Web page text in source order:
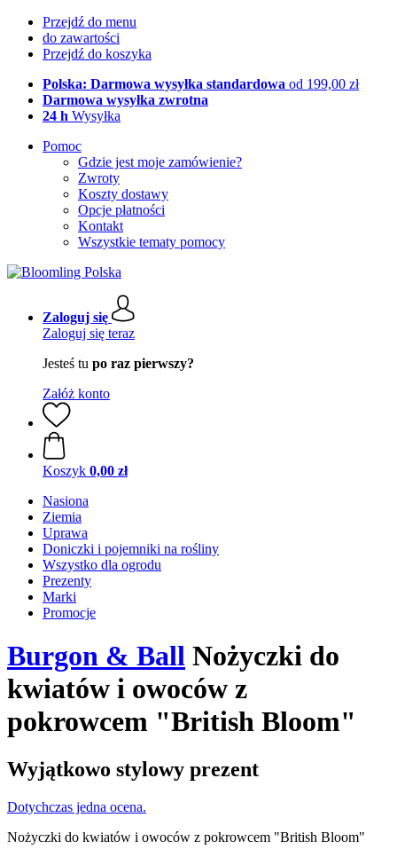
Przejdź do menu
do zawartości
Przejdź do koszyka
Polska: Darmowa wysyłka standardowa od 199,00 zł
Darmowa wysyłka zwrotna
24 h Wysyłka
Pomoc
Gdzie jest moje zamówienie?
Zwroty
Koszty dostawy
Opcje płatności
Kontakt
Wszystkie tematy pomocy
Zaloguj się
Zaloguj się teraz
Jesteś tu po raz pierwszy?
Załóż konto
Koszyk 0,00 zł
Nasiona
Ziemia
Uprawa
Doniczki i pojemniki na rośliny
Wszystko dla ogrodu
Prezenty
Marki
Promocje
Burgon & Ball Nożyczki do
kwiatów i owoców z
pokrowcem "British Bloom"
Wyjątkowo stylowy prezent
Dotychczas jedna ocena.
Nożyczki do kwiatów i owoców z pokrowcem "British Bloom"